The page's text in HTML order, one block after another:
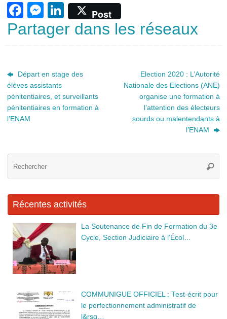
F
a
b
o
o
k
M
e
ss
n
g
er
Li
n
dI
n
Post
Partager dans les réseaux
Départ en stage des
élèves assistants
pénitentiaires, et surveillants
pénitentiaires en formation à
l’ENAM
Election 2020 : L’Autorité
Nationale des Elections (ANE)
organise une formation à
l’attention des électeurs
sourds ou malentendants à
l’ENAM
Récentes activités
La Soutenance de Fin de Formation du 3e
Cycle, Section Judiciaire à l’Écol…
COMMUNIGUE OFFICIEL : Test-écrit pour
le perfectionnement administratif de
l&rsq…